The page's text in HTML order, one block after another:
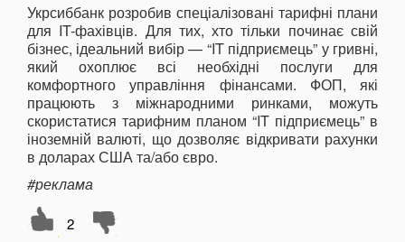
Укрсиббанк розробив спеціалізовані тарифні плани
для IT-фахівців. Для тих, хто тільки починає свій
бізнес, ідеальний вибір — “IT підприємець” у гривні,
який охоплює всі необхідні послуги для
комфортного управління фінансами. ФОП, які
працюють з міжнародними ринками, можуть
скористатися тарифним планом “IT підприємець” в
іноземній валюті, що дозволяє відкривати рахунки
в доларах США та/або євро.
#реклама
2